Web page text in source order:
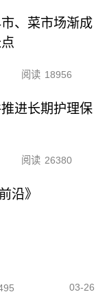
、菜市场渐成
阅读 18956
进长期护理保
阅读 26380
沿》
03-26